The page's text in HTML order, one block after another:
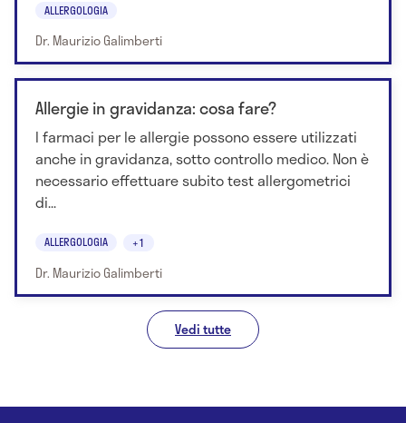
ALLERGOLOGIA
Dr. Maurizio Galimberti
Allergie in gravidanza: cosa fare?
I farmaci per le allergie possono essere utilizzati
anche in gravidanza, sotto controllo medico. Non è
necessario effettuare subito test allergometrici
di...
ALLERGOLOGIA +1
Dr. Maurizio Galimberti
Vedi tutte